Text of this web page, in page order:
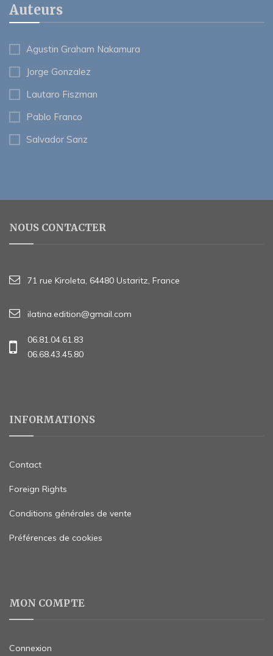
Auteurs
Agustin Graham Nakamura
Jorge Gonzalez
Lautaro Fiszman
Pablo Franco
Salvador Sanz
NOUS CONTACTER
71 rue Kiroleta, 64480 Ustaritz, France
ilatina.edition@gmail.com
06.81.04.61.83
06.68.43.45.80
INFORMATIONS
Contact
Foreign Rights
Conditions générales de vente
Préférences de cookies
MON COMPTE
Connexion